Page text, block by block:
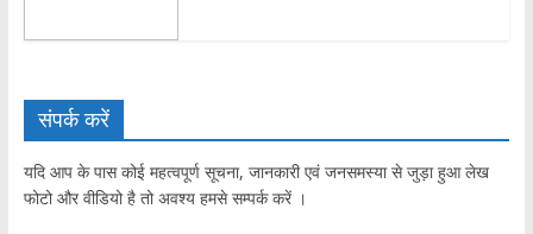
संपर्क करें
यदि आप के पास कोई महत्वपूर्ण सूचना, जानकारी एवं जनसमस्या से जुड़ा हुआ लेख
फोटो और वीडियो है तो अवश्य हमसे सम्पर्क करें ।